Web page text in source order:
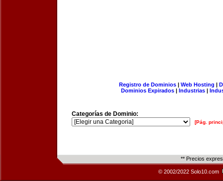
Registro de Dominios| Web Hosting |
Dominios Expirados | Industrias |
Categorías de Dominio:
[Pág.
** Precios
© 2002/2022 Solo10.com